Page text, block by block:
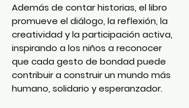
Además de contar historias, el libro
promueve el diálogo, la reflexión, la
creatividad y la participación activa,
inspirando a los niños a reconocer
que cada gesto de bondad puede
contribuir a construir un mundo más
humano, solidario y esperanzador.